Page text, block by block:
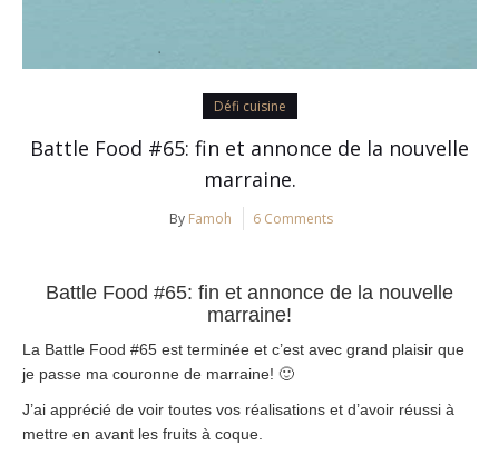
Défi cuisine
Battle Food #65: fin et annonce de la nouvelle
marraine.
By Famoh 6 Comments
Battle Food #65: fin et annonce de la nouvelle
marraine!
La Battle Food #65 est terminée et c’est avec grand plaisir que
je passe ma couronne de marraine! 🙂
J’ai apprécié de voir toutes vos réalisations et d’avoir réussi à
mettre en avant les fruits à coque.